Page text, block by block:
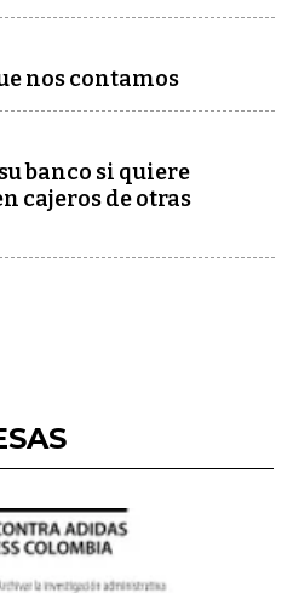
nos contamos
banco si quiere
cajeros de otras